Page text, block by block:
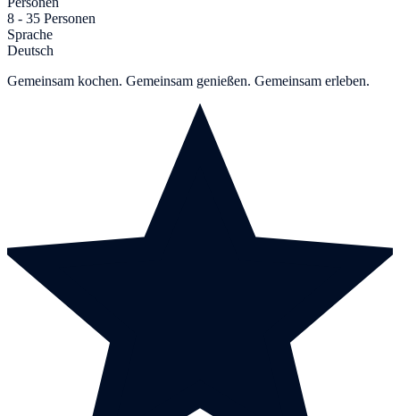
8 - 35 Personen
Sprache
Deutsch
Gemeinsam kochen. Gemeinsam genießen. Gemeinsam erleben.